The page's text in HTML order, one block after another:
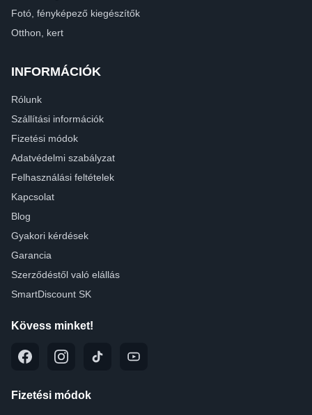
Fotó, fényképező kiegészítők
Otthon, kert
INFORMÁCIÓK
Rólunk
Szállítási információk
Fizetési módok
Adatvédelmi szabályzat
Felhasználási feltételek
Kapcsolat
Blog
Gyakori kérdések
Garancia
Szerződéstől való elállás
SmartDiscount SK
Kövess minket!
Fizetési módok